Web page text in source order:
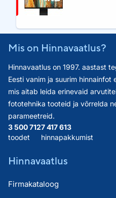
Mis on Hinnavaatlus?
Hinnavaatlus on 1997. aastast
Eesti vanim ja suurim
mis aitab leida erinevaid
fototehnika tooteid ja võrrelda
parameetreid.
3 500 712
toodet
7 417 613
hinnapakkumist
Hinnavaatlus
Firmakataloog